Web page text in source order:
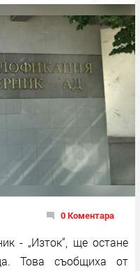
0 Коментара
- „Изток“, ще остане
Това съобщиха от